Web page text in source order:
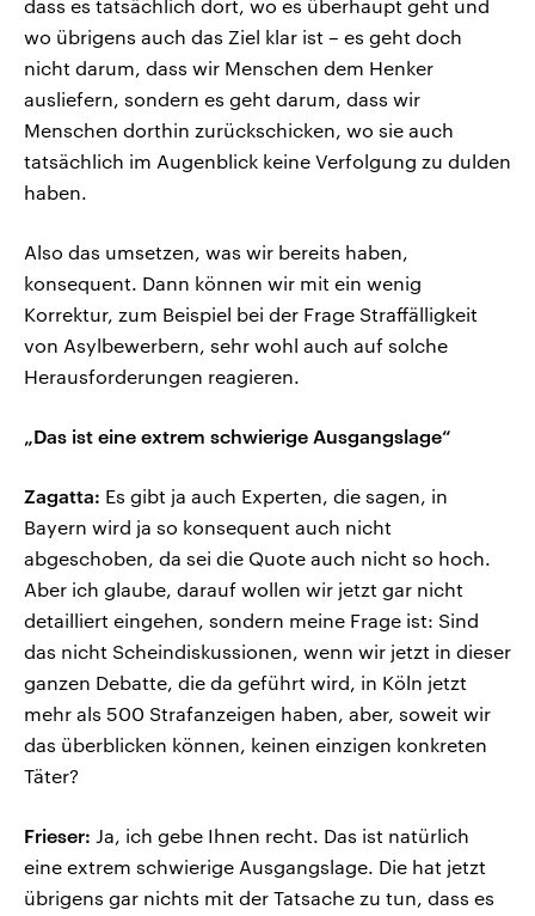
dass es tatsächlich dort, wo es überhaupt geht und
wo übrigens auch das Ziel klar ist – es geht doch
nicht darum, dass wir Menschen dem Henker
ausliefern, sondern es geht darum, dass wir
Menschen dorthin zurückschicken, wo sie auch
tatsächlich im Augenblick keine Verfolgung zu dulden
haben.
Also das umsetzen, was wir bereits haben,
konsequent. Dann können wir mit ein wenig
Korrektur, zum Beispiel bei der Frage Straffälligkeit
von Asylbewerbern, sehr wohl auch auf solche
Herausforderungen reagieren.
„Das ist eine extrem schwierige Ausgangslage“
Zagatta: Es gibt ja auch Experten, die sagen, in
Bayern wird ja so konsequent auch nicht
abgeschoben, da sei die Quote auch nicht so hoch.
Aber ich glaube, darauf wollen wir jetzt gar nicht
detailliert eingehen, sondern meine Frage ist: Sind
das nicht Scheindiskussionen, wenn wir jetzt in dieser
ganzen Debatte, die da geführt wird, in Köln jetzt
mehr als 500 Strafanzeigen haben, aber, soweit wir
das überblicken können, keinen einzigen konkreten
Täter?
Frieser: Ja, ich gebe Ihnen recht. Das ist natürlich
eine extrem schwierige Ausgangslage. Die hat jetzt
übrigens gar nichts mit der Tatsache zu tun, dass es